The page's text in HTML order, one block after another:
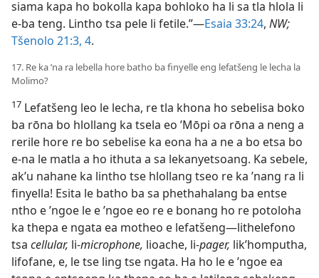
siama kapa ho bokolla kapa bohloko ha li sa tla hlola li
e-ba teng. Lintho tsa pele li fetile.”—Esaia 33:24, NW;
Tšenolo 21:3, 4.
17. Re ka ’na ra lebella hore batho ba finyelle eng lefatšeng le lecha la
Molimo?
17 Lefatšeng leo le lecha, re tla khona ho sebelisa boko
ba rōna bo hlollang ka tsela eo ’Mōpi oa rōna a neng a
rerile hore re bo sebelise ka eona ha a ne a bo etsa bo
e-na le matla a ho ithuta a sa lekanyetsoang. Ka sebele,
ak’u nahane ka lintho tse hlollang tseo re ka ’nang ra li
finyella! Esita le batho ba sa phethahalang ba entse
ntho e ’ngoe le e ’ngoe eo re e bonang ho re potoloha
ka thepa e ngata ea motheo e lefatšeng—lithelefono
tsa cellular, li-microphone, lioache, li-pager, lik’homputha,
lifofane, e, le tse ling tse ngata. Ha ho le e ’ngoe ea